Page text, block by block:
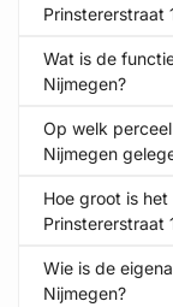
Prinstererstraat
Wat is de
Nijmegen?
Op welk
Nijmegen
Hoe groot is
Prinstererstraat
Wie is de
Nijmegen?